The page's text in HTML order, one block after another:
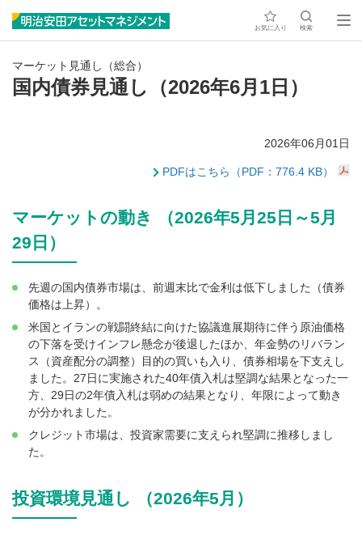
お気に入り 検索
マーケット見通し（総合）
国内債券見通し（2026年6月1日）
2026年06月01日
PDFはこちら（PDF：776.4 KB）
マーケットの動き （2026年5月25日～5月
29日）
先週の国内債券市場は、前週末比で金利は低下しました（債券
価格は上昇）。
米国とイランの戦闘終結に向けた協議進展期待に伴う原油価格
の下落を受けインフレ懸念が後退したほか、年金勢のリバラン
ス（資産配分の調整）目的の買いも入り、債券相場を下支えし
ました。27日に実施された40年債入札は堅調な結果となった一
方、29日の2年債入札は弱めの結果となり、年限によって動き
が分かれました。
クレジット市場は、投資家需要に支えられ堅調に推移しまし
た。
投資環境見通し （2026年5月）